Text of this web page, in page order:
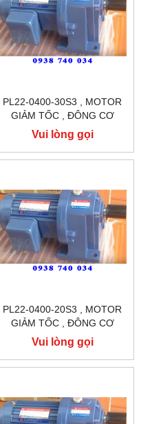
PL22-0400-30S3 , MOTOR
GIẢM TỐC , ĐÔNG CƠ
GIẢM TỐC CHÂN ĐẾ
TUNGLEE
Vui lòng gọi
PL22-0400-20S3 , MOTOR
GIẢM TỐC , ĐÔNG CƠ
GIẢM TỐC CHÂN ĐẾ
TUNGLEE
Vui lòng gọi